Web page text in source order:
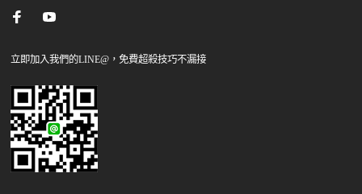
立即加入我們的LINE@，免費超殺技巧不漏接